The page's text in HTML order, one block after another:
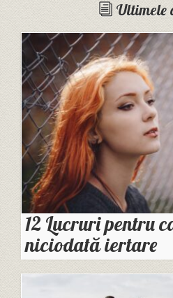
Ultimele
12 Lucruri pentru
niciodată iertare